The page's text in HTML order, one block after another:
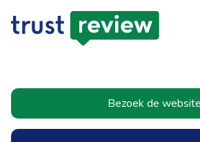
Bezoek de website